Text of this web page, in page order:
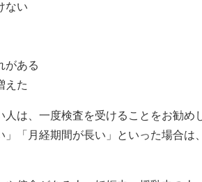
ない
がある
えた
人は、一度検査を受けることをお勧め
」「月経期間が長い」といった場合